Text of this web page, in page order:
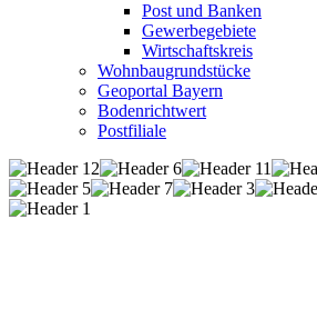
Post und Banken
Gewerbegebiete
Wirtschaftskreis
Wohnbaugrundstücke
Geoportal Bayern
Bodenrichtwert
Postfiliale